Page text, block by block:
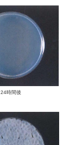
24時間後